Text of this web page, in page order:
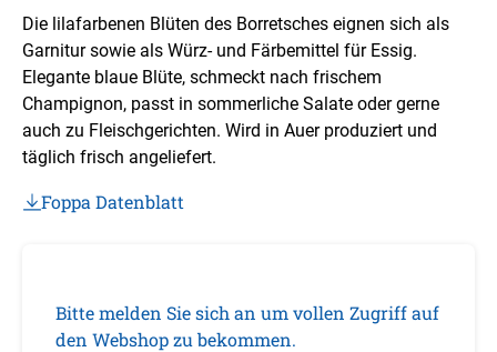
Die lilafarbenen Blüten des Borretsches eignen sich als
Garnitur sowie als Würz- und Färbemittel für Essig.
Elegante blaue Blüte, schmeckt nach frischem
Champignon, passt in sommerliche Salate oder gerne
auch zu Fleischgerichten. Wird in Auer produziert und
täglich frisch angeliefert.
Foppa Datenblatt
Bitte melden Sie sich an um vollen Zugriff auf
den Webshop zu bekommen.